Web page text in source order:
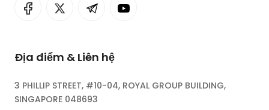
Địa điểm & Liên hệ
3 PHILLIP STREET, #10-04, ROYAL GROUP BUILDING,
SINGAPORE 048693